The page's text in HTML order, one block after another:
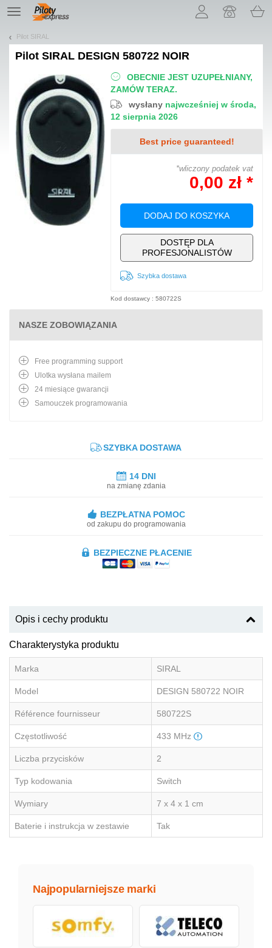
TE
navigation
Pilot SIRAL
Pilot SIRAL DESIGN 580722 NOIR
OBECNIE JEST UZUPEŁNIANY,
ZAMÓW TERAZ.
wysłany najwcześniej w środa,
12 sierpnia 2026
Best price guaranteed!
*wliczony podatek vat
0,00 zł *
DODAJ DO KOSZYKA
DOSTĘP DLA
PROFESJONALISTÓW
Szybka dostawa
Kod dostawcy : 580722S
NASZE ZOBOWIĄZANIA
Free programming support
Ulotka wysłana mailem
24 miesiące gwarancji
Samouczek programowania
SZYBKA DOSTAWA
14 DNI
na zmianę zdania
BEZPŁATNA POMOC
od zakupu do programowania
BEZPIECZNE PŁACENIE
Opis i cechy produktu
Charakterystyka produktu
Marka SIRAL
Model DESIGN 580722 NOIR
Référence fournisseur 580722S
Częstotliwość 433 MHz
Liczba przycisków 2
Typ kodowania Switch
Wymiary 7 x 4 x 1 cm
Baterie i instrukcja w zestawie Tak
Najpopularniejsze marki
Pozwól, że przedstawimy nasze ciasteczka!